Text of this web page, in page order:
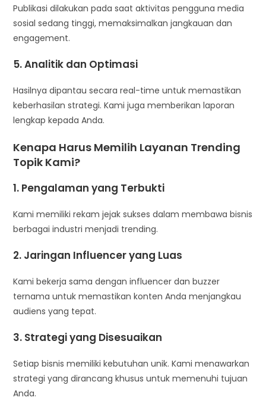
Publikasi dilakukan pada saat aktivitas pengguna media
sosial sedang tinggi, memaksimalkan jangkauan dan
engagement.
5. Analitik dan Optimasi
Hasilnya dipantau secara real-time untuk memastikan
keberhasilan strategi. Kami juga memberikan laporan
lengkap kepada Anda.
Kenapa Harus Memilih Layanan Trending
Topik Kami?
1. Pengalaman yang Terbukti
Kami memiliki rekam jejak sukses dalam membawa bisnis
berbagai industri menjadi trending.
2. Jaringan Influencer yang Luas
Kami bekerja sama dengan influencer dan buzzer
ternama untuk memastikan konten Anda menjangkau
audiens yang tepat.
3. Strategi yang Disesuaikan
Setiap bisnis memiliki kebutuhan unik. Kami menawarkan
strategi yang dirancang khusus untuk memenuhi tujuan
Anda.